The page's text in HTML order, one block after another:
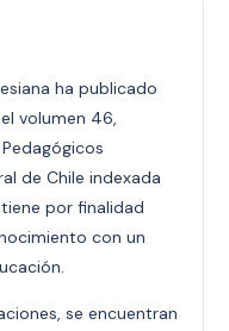
ha publicado
volumen 46,
de Chile indexada
por finalidad
con un
se encuentran